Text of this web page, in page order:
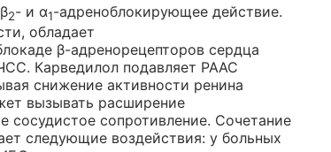
2- и α1-адреноблокирующее действие.
обладает
β-адренорецепторов сердца
Карведилол подавляет РААС
снижение активности ренина
вызывать расширение
сопротивление. Сочетание
следующие воздействия: у больных